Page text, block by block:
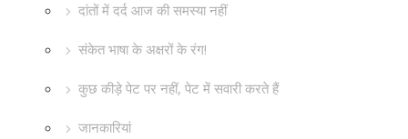
दांतों में दर्द आज की समस्या नहीं
संकेत भाषा के अक्षरों के रंग!
कुछ कीड़े पेट पर नहीं, पेट में सवारी करते हैं
जानकारियां